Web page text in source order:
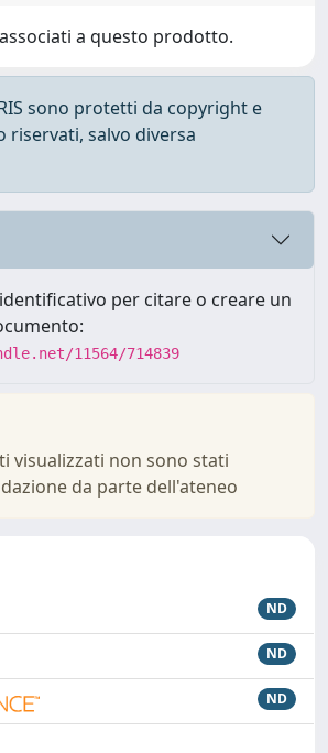
a questo prodotto.
sono protetti da copyright e
salvo diversa
per citare o creare un
11564/714839
visualizzati non sono stati
da parte dell'ateneo
ND
ND
ND